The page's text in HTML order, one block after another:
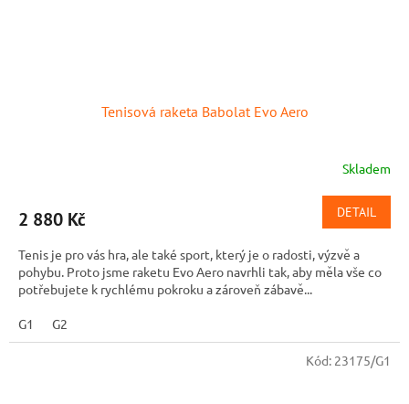
Tenisová raketa Babolat Evo Aero
Skladem
2 880 Kč DETAIL
Tenis je pro vás hra, ale také sport, který je o radosti, výzvě a
pohybu. Proto jsme raketu Evo Aero navrhli tak, aby měla vše co
potřebujete k rychlému pokroku a zároveň zábavě...
G1 G2
Kód: 23175/G1